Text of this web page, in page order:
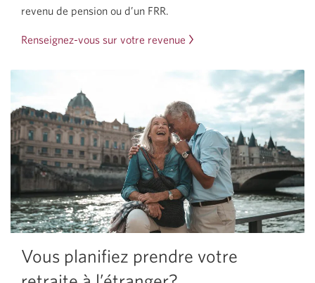
revenu de pension ou d’un FRR.
Renseignez-vous sur votre revenue
Vous planifiez prendre votre